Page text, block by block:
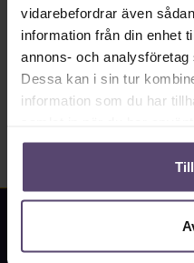
vidarebefordrar även
information från din enhet
annons- och
Dessa kan i sin tur
information som du har
Beskrivning